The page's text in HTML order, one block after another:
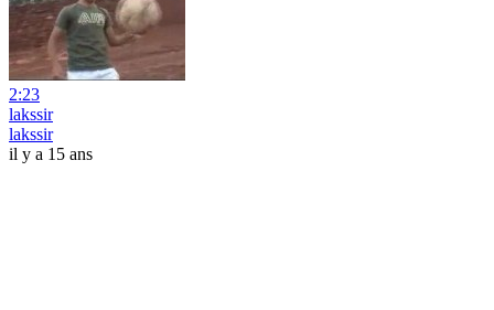
2:23
lakssir
lakssir
il y a 15 ans